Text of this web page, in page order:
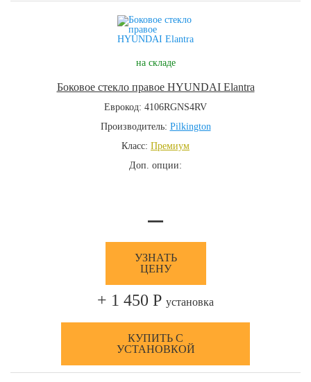
на складе
Боковое стекло правое HYUNDAI Elantra
Еврокод: 4106RGNS4RV
Производитель: Pilkington
Класс: Премиум
Доп. опции:
—
УЗНАТЬ
ЦЕНУ
+ 1 450 Р установка
КУПИТЬ С
УСТАНОВКОЙ